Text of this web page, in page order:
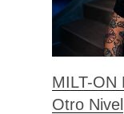
MILT-ON
Otro Nivel